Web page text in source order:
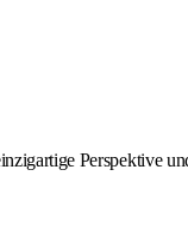
Perspektive